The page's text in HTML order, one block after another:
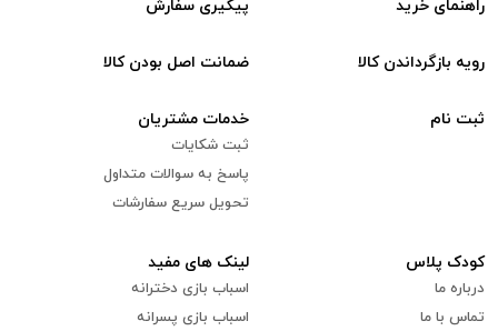
راهنمای خرید پیگیری سفارش
رویه بازگرداندن کالا ضمانت اصل بودن کالا
ثبت نام خدمات مشتریان
ثبت شکایات
پاسخ به سوالات متداول
تحویل سریع سفارشات
کودک پلاس
درباره ما
تماس با ما
لینک های مفید
اسباب بازی دخترانه
اسباب بازی پسرانه